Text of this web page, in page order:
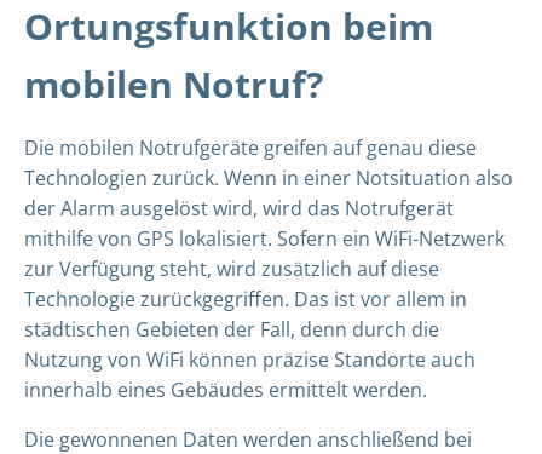
Ortungsfunktion beim
mobilen Notruf?
Die mobilen Notrufgeräte greifen auf genau diese
Technologien zurück. Wenn in einer Notsituation also
der Alarm ausgelöst wird, wird das Notrufgerät
mithilfe von GPS lokalisiert. Sofern ein WiFi-Netzwerk
zur Verfügung steht, wird zusätzlich auf diese
Technologie zurückgegriffen. Das ist vor allem in
städtischen Gebieten der Fall, denn durch die
Nutzung von WiFi können präzise Standorte auch
innerhalb eines Gebäudes ermittelt werden.
Die gewonnenen Daten werden anschließend bei